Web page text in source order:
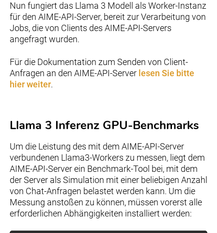
Nun fungiert das Llama 3 Modell als Worker-Instanz
für den AIME-API-Server, bereit zur Verarbeitung von
Jobs, die von Clients des AIME-API-Servers
angefragt wurden.
Für die Dokumentation zum Senden von Client-
Anfragen an den AIME-API-Server lesen Sie bitte
hier weiter.
Llama 3 Inferenz GPU-Benchmarks
Um die Leistung des mit dem AIME-API-Server
verbundenen Llama3-Workers zu messen, liegt dem
AIME-API-Server ein Benchmark-Tool bei, mit dem
der Server als Simulation mit einer beliebigen Anzahl
von Chat-Anfragen belastet werden kann. Um die
Messung anstoßen zu können, müssen vorerst alle
erforderlichen Abhängigkeiten installiert werden: